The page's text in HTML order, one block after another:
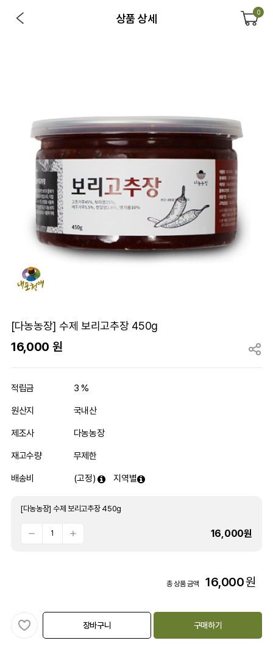
상품 상세 0
[다농농장] 수제 보리고추장 450g
16,000 원
적립금 3 %
원산지 국내산
제조사 다농농장
재고수량 무제한
배송비 (고정) 지역별
[다농농장] 수제 보리고추장 450g
16,000원
총 상품 금액 16,000원
장바구니 구매하기